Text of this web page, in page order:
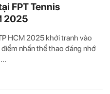
FPT Tennis
2025
HCM 2025 khởi tranh vào
nhấn thể thao đáng nhớ